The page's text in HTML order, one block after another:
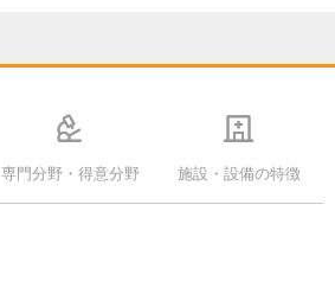
専門分野・得意分野 施設・設備の特徴